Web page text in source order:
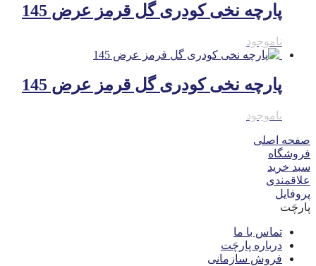
پارچه نخی کودری گل قرمز عرض 145
ناموجود
پارچه نخی کودری گل قرمز عرض 145
ناموجود
صفحه اصلی
فروشگاه
سبد خرید
علاقمندی
پروفایل
پارچَت
تماس با ما
درباره پارچَت
فروش سازمانی